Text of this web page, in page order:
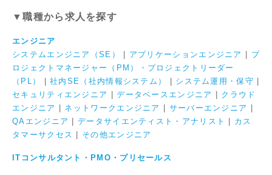
▼職種から求人を探す
エンジニア
システムエンジニア（SE）
アプリケーションエンジニア
プ
ロジェクトマネージャー（PM）・プロジェクトリーダー
（PL）
|社内SE（社内情報システム） システム運用・保守
セキュリティエンジニア
|データベースエンジニア
クラウド
エンジニア
ネットワークエンジニア サーバーエンジニア
QAエンジニア
|データサイエンティスト・アナリスト
カス
タマーサクセス
その他エンジニア
ITコンサルタント・PMO・プリセールス